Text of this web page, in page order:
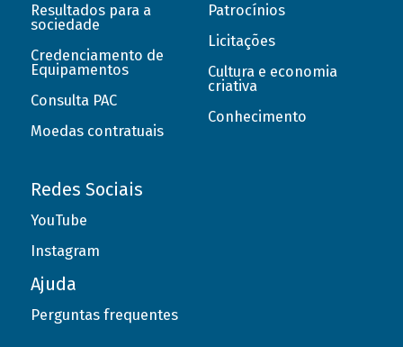
Resultados para a
sociedade
Credenciamento de
Equipamentos
Consulta PAC
Moedas contratuais
Patrocínios
Licitações
Cultura e economia
criativa
Conhecimento
Redes Sociais
YouTube
Instagram
Ajuda
Perguntas frequentes